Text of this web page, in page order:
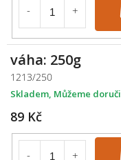
váha: 250g
1213/250
89 Kč
Skladem